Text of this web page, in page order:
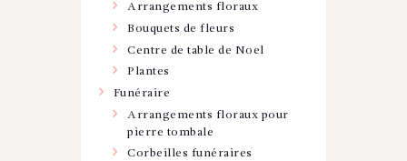
Arrangements floraux
Bouquets de fleurs
Centre de table de Noel
Plantes
Funéraire
Arrangements floraux pour
pierre tombale
Corbeilles funéraires